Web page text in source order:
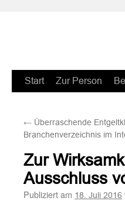
Zum
springen
Start Zur Person
← Überraschende
Branchenverzeichnis im
Zur
Ausschluss
Publiziert am 18. Juli 2016